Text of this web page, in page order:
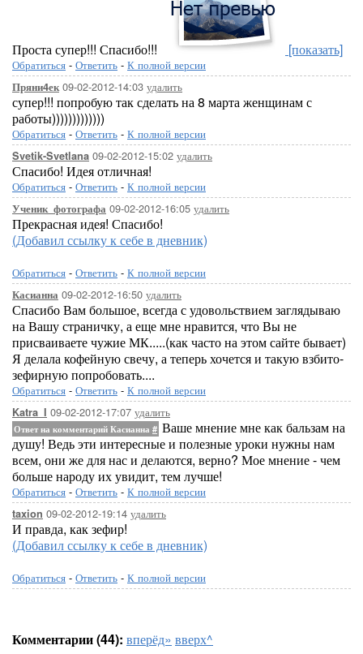
Проста супер!!! Спасибо!!! [показать]
Обратиться - Ответить - К полной версии
Пряни4ек09-02-2012-14:03 удалить
супер!!! попробую так сделать на 8 марта женщинам с
работы)))))))))))))
Обратиться - Ответить - К полной версии
Svetik-Svetlana 09-02-2012-15:02 удалить
Спасибо! Идея отличная!
Обратиться - Ответить - К полной версии
Ученик_фотографа 09-02-2012-16:05 удалить
Прекрасная идея! Спасибо!
(Добавил ссылку к себе в дневник)
Обратиться - Ответить - К полной версии
Касианна 09-02-2012-16:50 удалить
Спасибо Вам большое, всегда с удовольствием заглядываю
на Вашу страничку, а еще мне нравится, что Вы не
присваиваете чужие МК.....(как часто на этом сайте бывает)
Я делала кофейную свечу, а теперь хочется и такую взбито-
зефирную попробовать....
Обратиться - Ответить - К полной версии
Katra_I 09-02-2012-17:07 удалить
Ответ на комментарий Касианна # Ваше мнение мне как бальзам на
душу! Ведь эти интересные и полезные уроки нужны нам
всем, они же для нас и делаются, верно? Мое мнение - чем
больше народу их увидит, тем лучше!
Обратиться - Ответить - К полной версии
taxion 09-02-2012-19:14 удалить
И правда, как зефир!
(Добавил ссылку к себе в дневник)
Обратиться - Ответить - К полной версии
Комментарии (44): вперёд» вверх^